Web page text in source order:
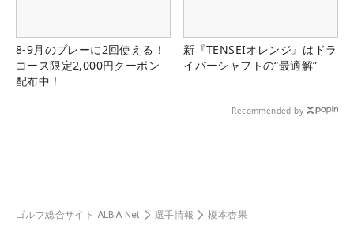
8-9月のプレーに2回使える！
コース限定2,000円クーポン
配布中！
新『TENSEIオレンジ』はドラ
イバーシャフトの“最適解”
Recommended by
ゴルフ総合サイト ALBA Net 選手情報 榎本杏果